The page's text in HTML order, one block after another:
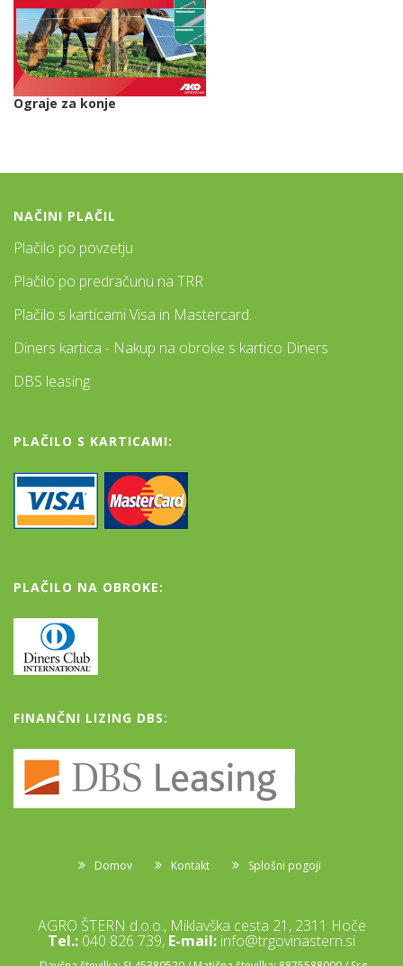
Ograje za konje
NAČINI PLAČIL
Plačilo po povzetju
Plačilo po predračunu na TRR
Plačilo s karticami Visa in Mastercard.
Diners kartica - Nakup na obroke s kartico Diners
DBS leasing
PLAČILO S KARTICAMI:
PLAČILO NA OBROKE:
FINANČNI LIZING DBS:
Domov Kontakt Splošni pogoji
AGRO ŠTERN d.o.o., Miklavška cesta 21, 2311 Hoče
Tel.: 040 826 739, E-mail: info@trgovinastern.si